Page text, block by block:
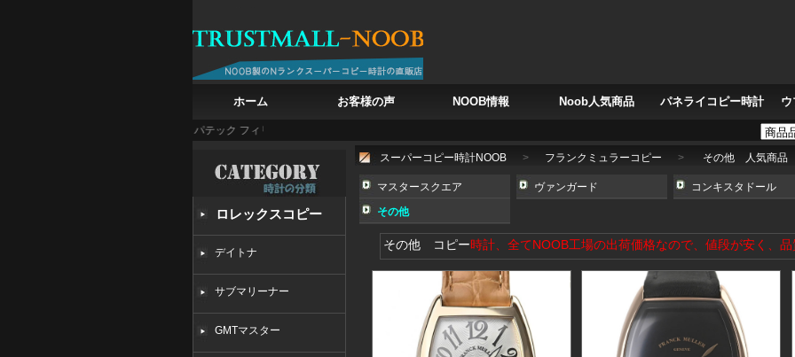
ホーム お客様の声 NOOB情報 Noob人気商品 パネライコピー時計
パテック フィリップ コンプリケーション パイロット トラベル クロノグラフ 5924G-001 IWC ポルトギーゼ オートマティック ウォッチ
ロレックスコピー
デイトナ
サブマリーナー
GMTマスター
スーパーコピー時計NOOB > フランクミュラーコピー > その他 人気商品
マスタースクエア ヴァンガード コンキスタドール
その他
その他 コピー時計、全てNOOB工場の出荷価格なので、値段が安く、品